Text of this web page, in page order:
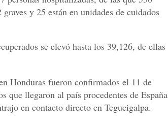
y 25 están en unidades de cuidados
se elevó hasta los 39,126, de ellas
Honduras fueron confirmados el 11 de
que llegaron al país procedentes de España
en contacto directo en Tegucigalpa.